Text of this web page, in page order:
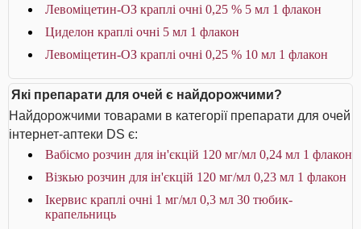
Левоміцетин-ОЗ краплі очні 0,25 % 5 мл 1 флакон
Циделон краплі очні 5 мл 1 флакон
Левоміцетин-ОЗ краплі очні 0,25 % 10 мл 1 флакон
Які препарати для очей є найдорожчими?
Найдорожчими товарами в категорії препарати для очей
інтернет-аптеки DS є:
Вабісмо розчин для ін'єкцій 120 мг/мл 0,24 мл 1 флакон
Візкью розчин для ін'єкцій 120 мг/мл 0,23 мл 1 флакон
Ікервис краплі очні 1 мг/мл 0,3 мл 30 тюбик-
крапельниць